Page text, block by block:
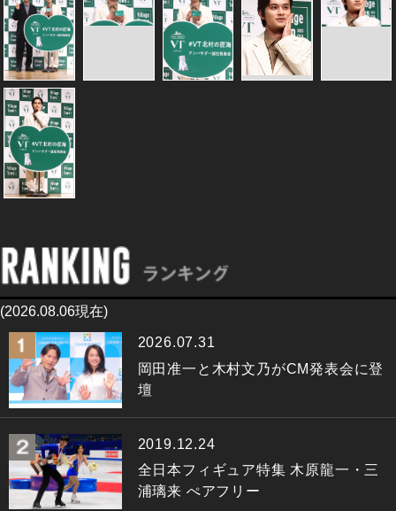
(2026.08.06現在)
2026.07.31
岡田准一と木村文乃がCM発表会に登
壇
2019.12.24
全日本フィギュア特集 木原龍一・三
浦璃来 ぺアフリー